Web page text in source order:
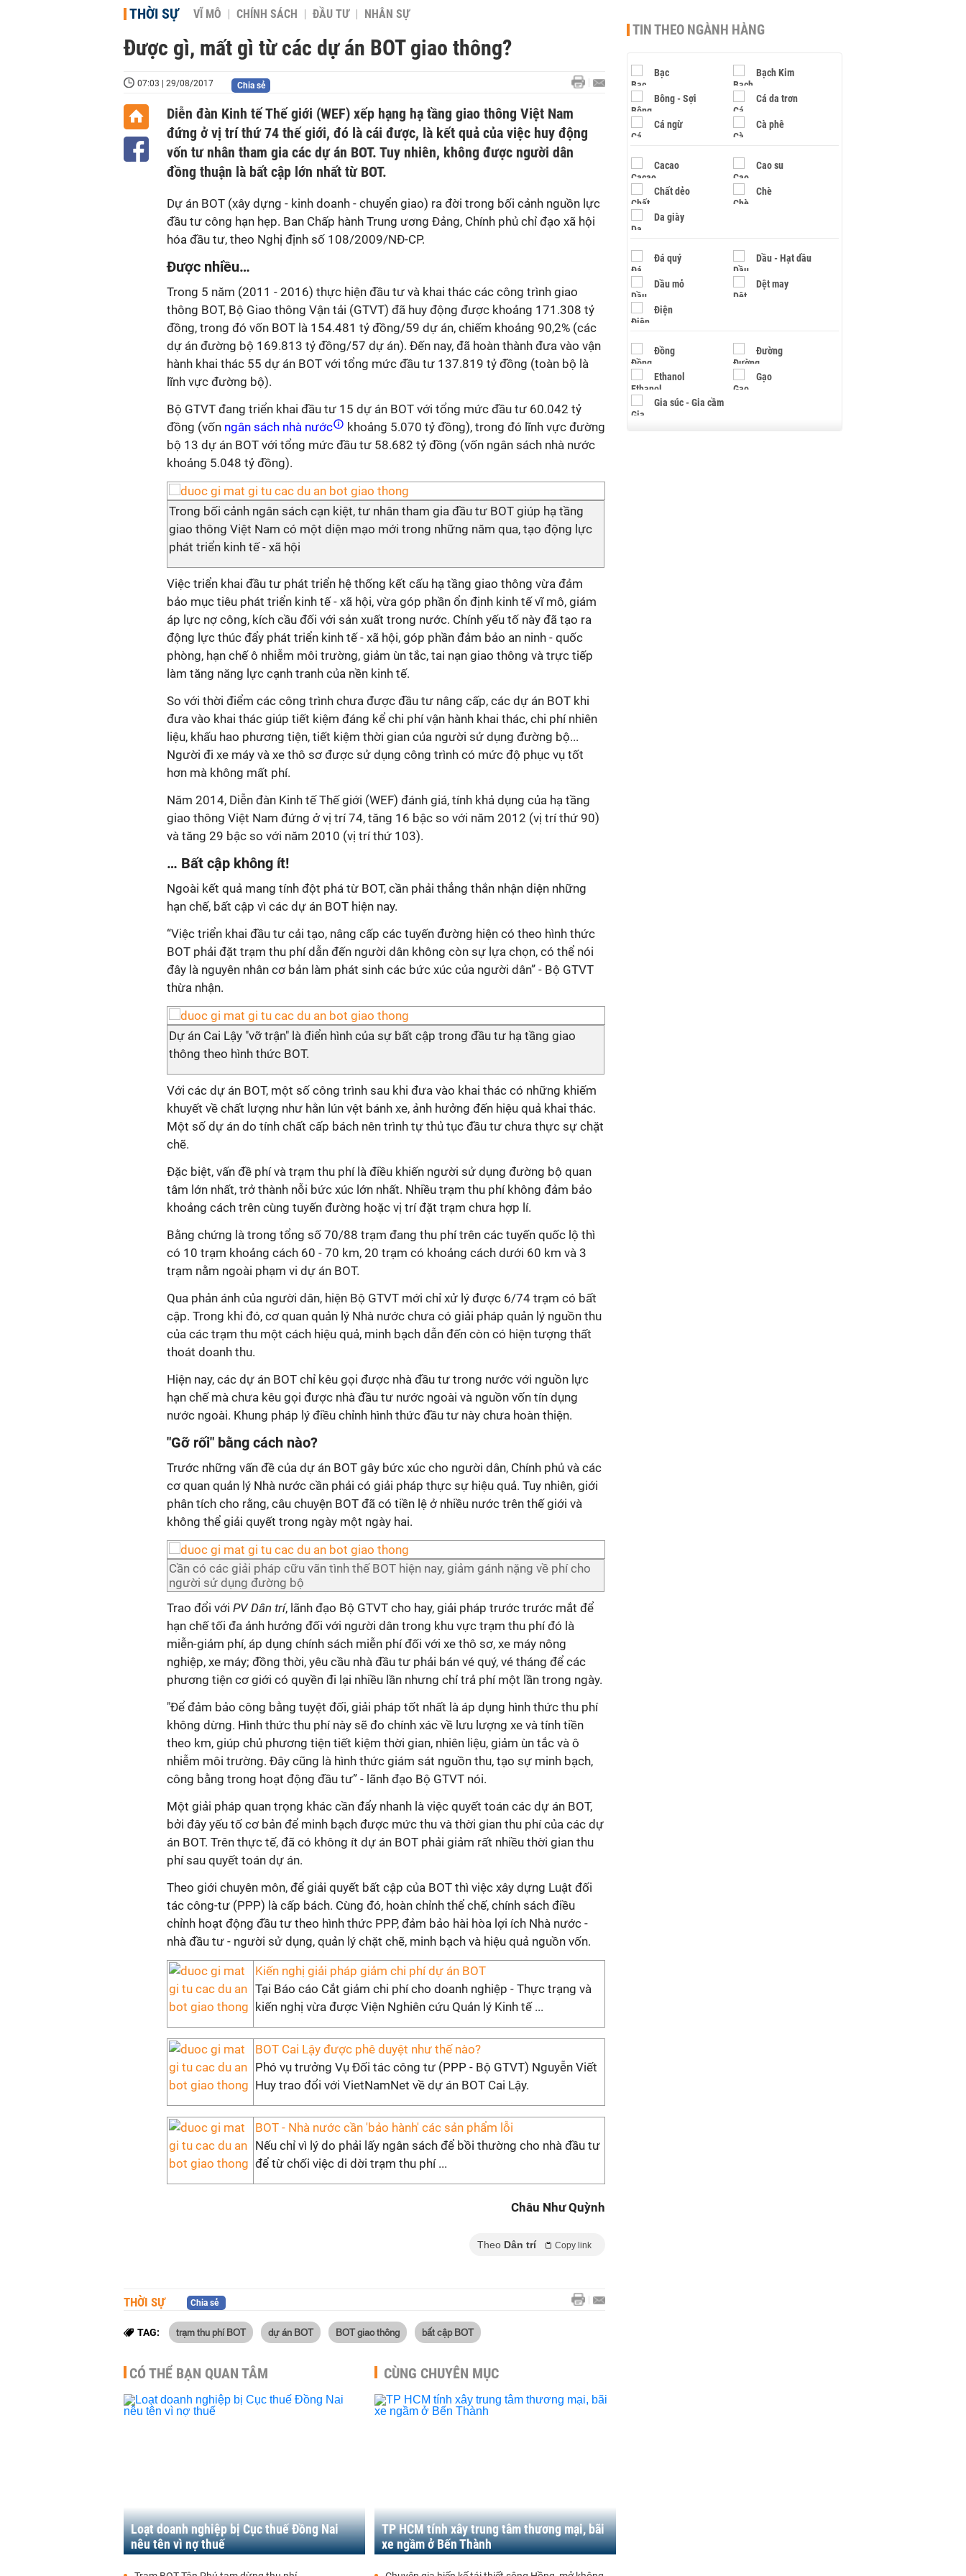
THỜI SỰ VĨ MÔ CHÍNH SÁCH ĐẦU TƯ NHÂN SỰ
Được gì, mất gì từ các dự án BOT giao thông?
07:03 | 29/08/2017 Chia sẻ
Diễn đàn Kinh tế Thế giới (WEF) xếp hạng hạ tầng giao thông Việt Nam
đứng ở vị trí thứ 74 thế giới, đó là cái được, là kết quả của việc huy động
vốn tư nhân tham gia các dự án BOT. Tuy nhiên, không được người dân
đồng thuận là bất cập lớn nhất từ BOT.
Dự án BOT (xây dựng - kinh doanh - chuyển giao) ra đời trong bối cảnh nguồn lực
đầu tư công hạn hẹp. Ban Chấp hành Trung ương Đảng, Chính phủ chỉ đạo xã hội
hóa đầu tư, theo Nghị định số 108/2009/NĐ-CP.
Được nhiều…
Trong 5 năm (2011 - 2016) thực hiện đầu tư và khai thác các công trình giao
thông BOT, Bộ Giao thông Vận tải (GTVT) đã huy động được khoảng 171.308 tỷ
đồng, trong đó vốn BOT là 154.481 tỷ đồng/59 dự án, chiếm khoảng 90,2% (các
dự án đường bộ 169.813 tỷ đồng/57 dự án). Đến nay, đã hoàn thành đưa vào vận
hành khai thác 55 dự án BOT với tổng mức đầu tư 137.819 tỷ đồng (toàn bộ là
lĩnh vực đường bộ).
Bộ GTVT đang triển khai đầu tư 15 dự án BOT với tổng mức đầu tư 60.042 tỷ
đồng (vốn ngân sách nhà nước
khoảng 5.070 tỷ đồng), trong đó lĩnh vực đường
bộ 13 dự án BOT với tổng mức đầu tư 58.682 tỷ đồng (vốn ngân sách nhà nước
khoảng 5.048 tỷ đồng).
Trong bối cảnh ngân sách cạn kiệt, tư nhân tham gia đầu tư BOT giúp hạ tầng
giao thông Việt Nam có một diện mạo mới trong những năm qua, tạo động lực
phát triển kinh tế - xã hội
Việc triển khai đầu tư phát triển hệ thống kết cấu hạ tầng giao thông vừa đảm
bảo mục tiêu phát triển kinh tế - xã hội, vừa góp phần ổn định kinh tế vĩ mô, giám
áp lực nợ công, kích cầu đối với sản xuất trong nước. Chính yếu tố này đã tạo ra
động lực thúc đẩy phát triển kinh tế - xã hội, góp phần đảm bảo an ninh - quốc
phòng, hạn chế ô nhiễm môi trường, giảm ùn tắc, tai nạn giao thông và trực tiếp
làm tăng năng lực cạnh tranh của nền kinh tế.
So với thời điểm các công trình chưa được đầu tư nâng cấp, các dự án BOT khi
đưa vào khai thác giúp tiết kiệm đáng kể chi phí vận hành khai thác, chi phí nhiên
liệu, khấu hao phương tiện, tiết kiệm thời gian của người sử dụng đường bộ...
Người đi xe máy và xe thô sơ được sử dụng công trình có mức độ phục vụ tốt
hơn mà không mất phí.
Năm 2014, Diễn đàn Kinh tế Thế giới (WEF) đánh giá, tính khả dụng của hạ tầng
giao thông Việt Nam đứng ở vị trí 74, tăng 16 bậc so với năm 2012 (vị trí thứ 90)
và tăng 29 bậc so với năm 2010 (vị trí thứ 103).
… Bất cập không ít!
Ngoài kết quả mang tính đột phá từ BOT, cần phải thẳng thắn nhận diện những
hạn chế, bất cập vì các dự án BOT hiện nay.
“Việc triển khai đầu tư cải tạo, nâng cấp các tuyến đường hiện có theo hình thức
BOT phải đặt trạm thu phí dẫn đến người dân không còn sự lựa chọn, có thể nói
đây là nguyên nhân cơ bản làm phát sinh các bức xúc của người dân” - Bộ GTVT
thừa nhận.
Dự án Cai Lậy "vỡ trận" là điển hình của sự bất cập trong đầu tư hạ tầng giao
thông theo hình thức BOT.
Với các dự án BOT, một số công trình sau khi đưa vào khai thác có những khiếm
khuyết về chất lượng như hằn lún vệt bánh xe, ảnh hưởng đến hiệu quả khai thác.
Một số dự án do tính chất cấp bách nên trình tự thủ tục đầu tư chưa thực sự chặt
chẽ.
Đặc biệt, vấn đề phí và trạm thu phí là điều khiến người sử dụng đường bộ quan
tâm lớn nhất, trở thành nỗi bức xúc lớn nhất. Nhiều trạm thu phí không đảm bảo
khoảng cách trên cùng tuyến đường hoặc vị trí đặt trạm chưa hợp lí.
Bằng chứng là trong tổng số 70/88 trạm đang thu phí trên các tuyến quốc lộ thì
có 10 trạm khoảng cách 60 - 70 km, 20 trạm có khoảng cách dưới 60 km và 3
trạm nằm ngoài phạm vi dự án BOT.
Qua phản ánh của người dân, hiện Bộ GTVT mới chỉ xử lý được 6/74 trạm có bất
cập. Trong khi đó, cơ quan quản lý Nhà nước chưa có giải pháp quản lý nguồn thu
của các trạm thu một cách hiệu quả, minh bạch dẫn đến còn có hiện tượng thất
thoát doanh thu.
Hiện nay, các dự án BOT chỉ kêu gọi được nhà đầu tư trong nước với nguồn lực
hạn chế mà chưa kêu gọi được nhà đầu tư nước ngoài và nguồn vốn tín dụng
nước ngoài. Khung pháp lý điều chỉnh hình thức đầu tư này chưa hoàn thiện.
"Gỡ rối" bằng cách nào?
Trước những vấn đề của dự án BOT gây bức xúc cho người dân, Chính phủ và các
cơ quan quản lý Nhà nước cần phải có giải pháp thực sự hiệu quả. Tuy nhiên, giới
phân tích cho rằng, câu chuyện BOT đã có tiền lệ ở nhiều nước trên thế giới và
không thể giải quyết trong ngày một ngày hai.
Cần có các giải pháp cữu vãn tình thế BOT hiện nay, giảm gánh nặng về phí cho
người sử dụng đường bộ
Trao đổi với PV Dân trí, lãnh đạo Bộ GTVT cho hay, giải pháp trước trước mắt để
hạn chế tối đa ảnh hưởng đối với người dân trong khu vực trạm thu phí đó là
miễn-giảm phí, áp dụng chính sách miễn phí đối với xe thô sơ, xe máy nông
nghiệp, xe máy; đồng thời, yêu cầu nhà đầu tư phải bán vé quý, vé tháng để các
phương tiện cơ giới có quyền đi lại nhiều lần nhưng chỉ trả phí một lần trong ngày.
"Để đảm bảo công bằng tuyệt đối, giải pháp tốt nhất là áp dụng hình thức thu phí
không dừng. Hình thức thu phí này sẽ đo chính xác về lưu lượng xe và tính tiền
theo km, giúp chủ phương tiện tiết kiệm thời gian, nhiên liệu, giảm ùn tắc và ô
nhiễm môi trường. Đây cũng là hình thức giám sát nguồn thu, tạo sự minh bạch,
công bằng trong hoạt động đầu tư” - lãnh đạo Bộ GTVT nói.
Một giải pháp quan trọng khác cần đẩy nhanh là việc quyết toán các dự án BOT,
bởi đây yếu tố cơ bản để minh bạch được mức thu và thời gian thu phí của các dự
án BOT. Trên thực tế, đã có không ít dự án BOT phải giảm rất nhiều thời gian thu
phí sau quyết toán dự án.
Theo giới chuyên môn, để giải quyết bất cập của BOT thì việc xây dựng Luật đối
tác công-tư (PPP) là cấp bách. Cùng đó, hoàn chỉnh thể chế, chính sách điều
chỉnh hoạt động đầu tư theo hình thức PPP, đảm bảo hài hòa lợi ích Nhà nước -
nhà đầu tư - người sử dụng, quản lý chặt chẽ, minh bạch và hiệu quả nguồn vốn.
Kiến nghị giải pháp giảm chi phí dự án BOT
Tại Báo cáo Cắt giảm chi phí cho doanh nghiệp - Thực trạng và
kiến nghị vừa được Viện Nghiên cứu Quản lý Kinh tế ...
BOT Cai Lậy được phê duyệt như thế nào?
Phó vụ trưởng Vụ Đối tác công tư (PPP - Bộ GTVT) Nguyễn Viết
Huy trao đổi với VietNamNet về dự án BOT Cai Lậy.
BOT - Nhà nước cần 'bảo hành' các sản phẩm lỗi
Nếu chỉ vì lý do phải lấy ngân sách để bồi thường cho nhà đầu tư
để từ chối việc di dời trạm thu phí ...
Châu Như Quỳnh
Theo Dân trí Copy link
THỜI SỰ Chia sẻ
TAG: trạm thu phí BOT dự án BOT BOT giao thông bất cập BOT
CÓ THỂ BẠN QUAN TÂM
Loạt doanh nghiệp bị Cục thuế Đồng Nai
nêu tên vì nợ thuế
CÙNG CHUYÊN MỤC
TP HCM tính xây trung tâm thương mại, bãi
xe ngầm ở Bến Thành
TIN THEO NGÀNH HÀNG
Bạc Bạch Kim
Bông - Sợi Cá da trơn
Cá ngừ Cà phê
Cacao Cao su
Chất dẻo Chè
Da giày
Đá quý Dầu - Hạt dầu
Dầu mỏ Dệt may
Điện
Đồng Đường
Ethanol Gạo
Gia súc - Gia cầm